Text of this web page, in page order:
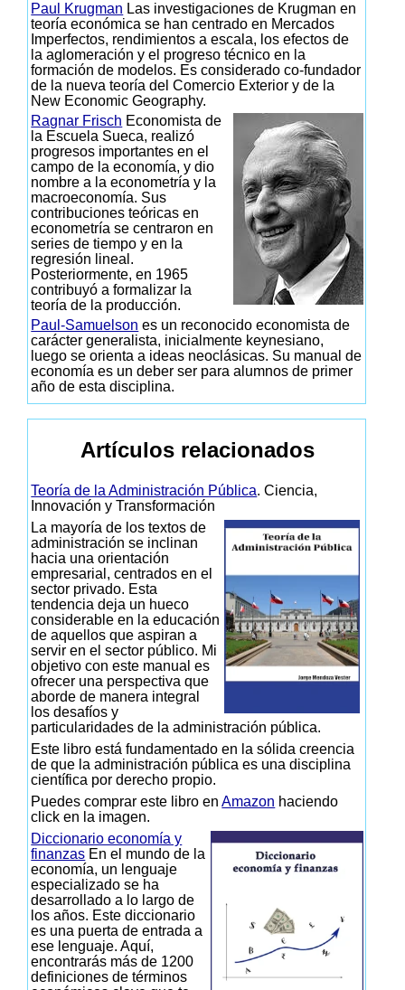
Paul Krugman Las investigaciones de Krugman en
teoría económica se han centrado en Mercados
Imperfectos, rendimientos a escala, los efectos de
la aglomeración y el progreso técnico en la
formación de modelos. Es considerado co-fundador
de la nueva teoría del Comercio Exterior y de la
New Economic Geography.
Ragnar Frisch Economista de
la Escuela Sueca, realizó
progresos importantes en el
campo de la economía, y dio
nombre a la econometría y la
macroeconomía. Sus
contribuciones teóricas en
econometría se centraron en
series de tiempo y en la
regresión lineal.
Posteriormente, en 1965
contribuyó a formalizar la
teoría de la producción.
Paul-Samuelson es un reconocido economista de
carácter generalista, inicialmente keynesiano,
luego se orienta a ideas neoclásicas. Su manual de
economía es un deber ser para alumnos de primer
año de esta disciplina.
Artículos relacionados
Teoría de la Administración Pública. Ciencia,
Innovación y Transformación
La mayoría de los textos de
administración se inclinan
hacia una orientación
empresarial, centrados en el
sector privado. Esta
tendencia deja un hueco
considerable en la educación
de aquellos que aspiran a
servir en el sector público. Mi
objetivo con este manual es
ofrecer una perspectiva que
aborde de manera integral
los desafíos y
particularidades de la administración pública.
Este libro está fundamentado en la sólida creencia
de que la administración pública es una disciplina
científica por derecho propio.
Puedes comprar este libro enAmazon haciendo
click en la imagen.
Diccionario economía y
finanzas En el mundo de la
economía, un lenguaje
especializado se ha
desarrollado a lo largo de
los años. Este diccionario
es una puerta de entrada a
ese lenguaje. Aquí,
encontrarás más de 1200
definiciones de términos